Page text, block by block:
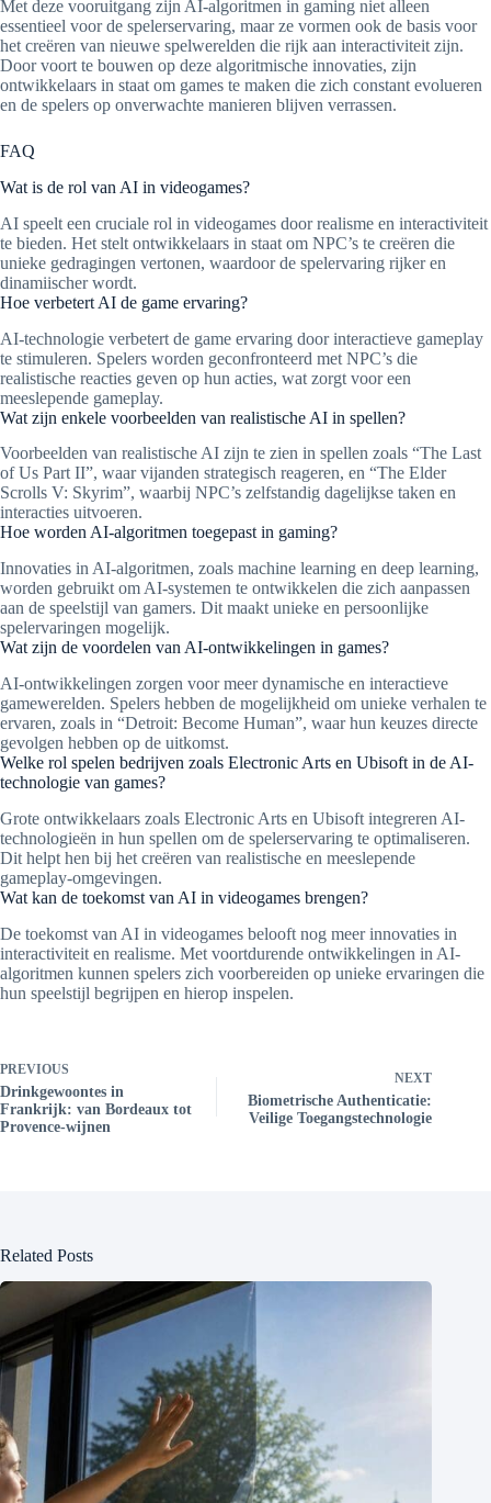
Met deze vooruitgang zijn AI-algoritmen in gaming niet alleen
essentieel voor de spelerservaring, maar ze vormen ook de basis voor
het creëren van nieuwe spelwerelden die rijk aan interactiviteit zijn.
Door voort te bouwen op deze algoritmische innovaties, zijn
ontwikkelaars in staat om games te maken die zich constant evolueren
en de spelers op onverwachte manieren blijven verrassen.
FAQ
Wat is de rol van AI in videogames?
AI speelt een cruciale rol in videogames door realisme en interactiviteit
te bieden. Het stelt ontwikkelaars in staat om NPC’s te creëren die
unieke gedragingen vertonen, waardoor de spelervaring rijker en
dinamiischer wordt.
Hoe verbetert AI de game ervaring?
AI-technologie verbetert de game ervaring door interactieve gameplay
te stimuleren. Spelers worden geconfronteerd met NPC’s die
realistische reacties geven op hun acties, wat zorgt voor een
meeslepende gameplay.
Wat zijn enkele voorbeelden van realistische AI in spellen?
Voorbeelden van realistische AI zijn te zien in spellen zoals “The Last
of Us Part II”, waar vijanden strategisch reageren, en “The Elder
Scrolls V: Skyrim”, waarbij NPC’s zelfstandig dagelijkse taken en
interacties uitvoeren.
Hoe worden AI-algoritmen toegepast in gaming?
Innovaties in AI-algoritmen, zoals machine learning en deep learning,
worden gebruikt om AI-systemen te ontwikkelen die zich aanpassen
aan de speelstijl van gamers. Dit maakt unieke en persoonlijke
spelervaringen mogelijk.
Wat zijn de voordelen van AI-ontwikkelingen in games?
AI-ontwikkelingen zorgen voor meer dynamische en interactieve
gamewerelden. Spelers hebben de mogelijkheid om unieke verhalen te
ervaren, zoals in “Detroit: Become Human”, waar hun keuzes directe
gevolgen hebben op de uitkomst.
Welke rol spelen bedrijven zoals Electronic Arts en Ubisoft in de AI-
technologie van games?
Grote ontwikkelaars zoals Electronic Arts en Ubisoft integreren AI-
technologieën in hun spellen om de spelerservaring te optimaliseren.
Dit helpt hen bij het creëren van realistische en meeslepende
gameplay-omgevingen.
Wat kan de toekomst van AI in videogames brengen?
De toekomst van AI in videogames belooft nog meer innovaties in
interactiviteit en realisme. Met voortdurende ontwikkelingen in AI-
algoritmen kunnen spelers zich voorbereiden op unieke ervaringen die
hun speelstijl begrijpen en hierop inspelen.
PREVIOUS
Drinkgewoontes in
Frankrijk: van Bordeaux tot
Provence-wijnen
NEXT
Biometrische Authenticatie:
Veilige Toegangstechnologie
Related Posts